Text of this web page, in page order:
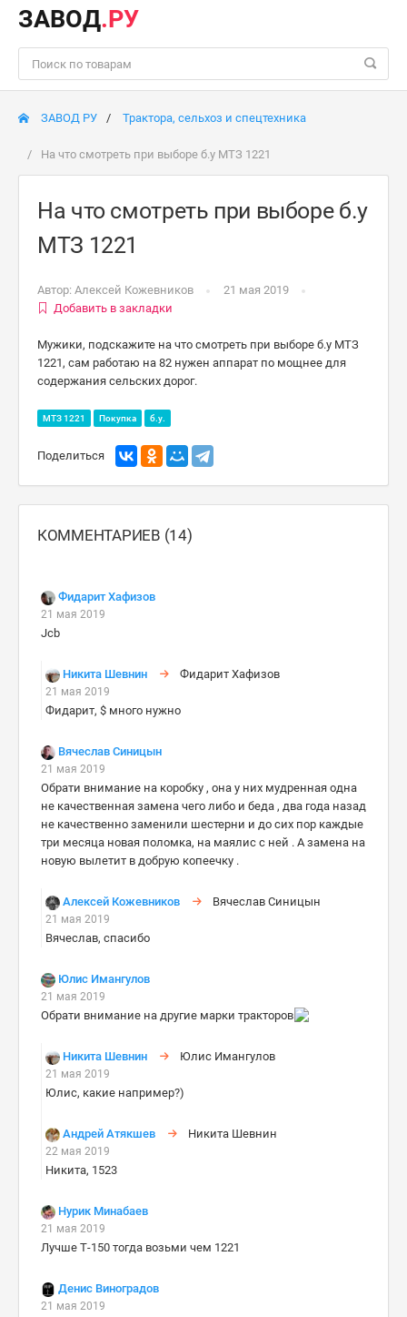
ЗАВОД.РУ
ЗАВОД РУ Трактора, сельхоз и спецтехника
На что смотреть при выборе б.у МТЗ 1221
На что смотреть при выборе б.у
МТЗ 1221
Автор: Алексей Кожевников
21 мая 2019
Добавить в закладки
Мужики, подскажите на что смотреть при выборе б.у МТЗ
1221, сам работаю на 82 нужен аппарат по мощнее для
содержания сельских дорог.
МТЗ 1221 Покупка б.у.
Поделиться
КОММЕНТАРИЕВ (14)
Фидарит Хафизов
21 мая 2019
Jcb
Никита Шевнин Фидарит Хафизов
21 мая 2019
Фидарит, $ много нужно
Вячеслав Синицын
21 мая 2019
Обрати внимание на коробку , она у них мудренная одна
не качественная замена чего либо и беда , два года назад
не качественно заменили шестерни и до сих пор каждые
три месяца новая поломка, на маялис с ней . А замена на
новую вылетит в добрую копеечку .
Алексей Кожевников Вячеслав Синицын
21 мая 2019
Вячеслав, спасибо
Юлис Имангулов
21 мая 2019
Обрати внимание на другие марки тракторов
Никита Шевнин Юлис Имангулов
21 мая 2019
Юлис, какие например?)
Андрей Атякшев Никита Шевнин
22 мая 2019
Никита, 1523
Нурик Минабаев
21 мая 2019
Лучше Т-150 тогда возьми чем 1221
Денис Виноградов
21 мая 2019